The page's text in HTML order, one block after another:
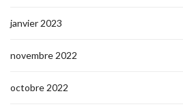
janvier 2023
novembre 2022
octobre 2022